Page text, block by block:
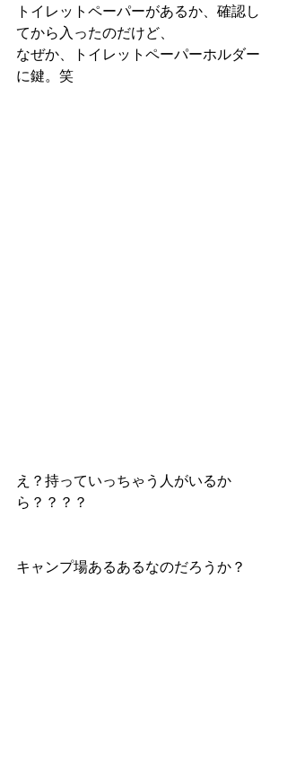
トイレットペーパーがあるか、確認し
てから入ったのだけど、
なぜか、トイレットペーパーホルダー
に鍵。笑
え？持っていっちゃう人がいるか
ら？？？？
キャンプ場あるあるなのだろうか？